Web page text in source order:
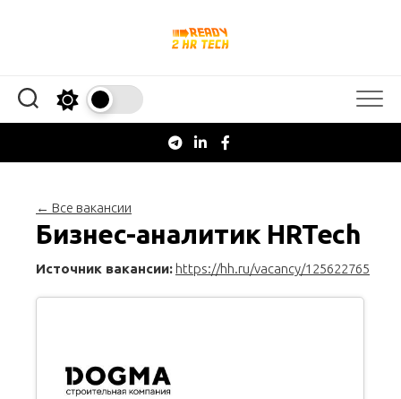
← Все вакансии
Бизнес-аналитик HRTech
Источник вакансии: https://hh.ru/vacancy/125622765